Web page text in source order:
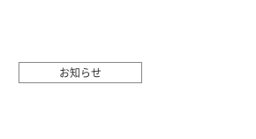
お知らせ